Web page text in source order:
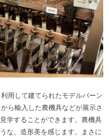
用して建てられたモデルバーン
ら輸入した農機具などが展示さ
学することができます。農機具
な、造形美を感じます。まさに